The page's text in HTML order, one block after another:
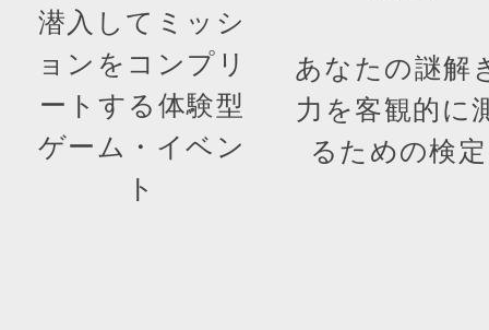
潜入してミッシ
ョンをコンプリ
ートする体験型
ゲーム・イベン
ト
あなたの謎解
力を客観的に
るための検定